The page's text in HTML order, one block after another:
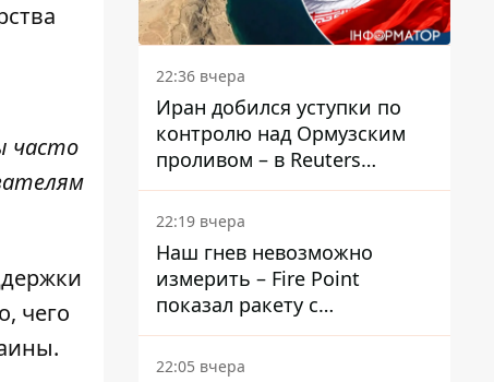
часто
чего
22:36 вчера
Иран добился уступки по
контролю над Ормузским
проливом – в Reuters
раскрыли детали
22:19 вчера
Наш гнев невозможно
измерить – Fire Point
показал ракету с
загадочной отметкой 723
22:05 вчера